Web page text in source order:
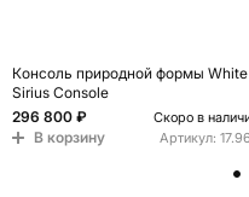
Консоль природной формы White
Sirius Console
296 800 ₽
Скоро в
В корзину Артикул: